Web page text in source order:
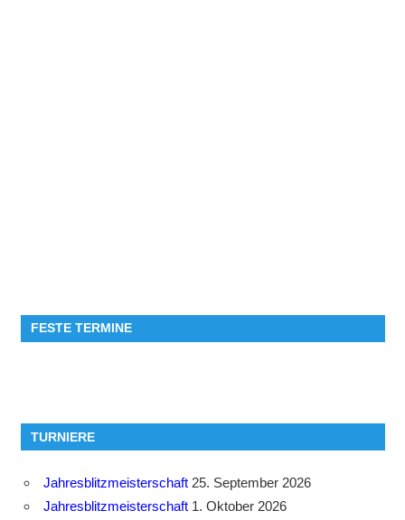
FESTE TERMINE
TURNIERE
Jahresblitzmeisterschaft 25. September 2026
Jahresblitzmeisterschaft 1. Oktober 2026